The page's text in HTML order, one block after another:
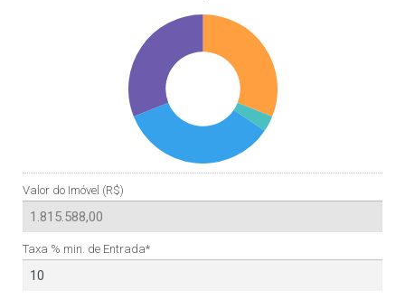
Valor do Imóvel (R$)
Taxa % min. de Entrada*